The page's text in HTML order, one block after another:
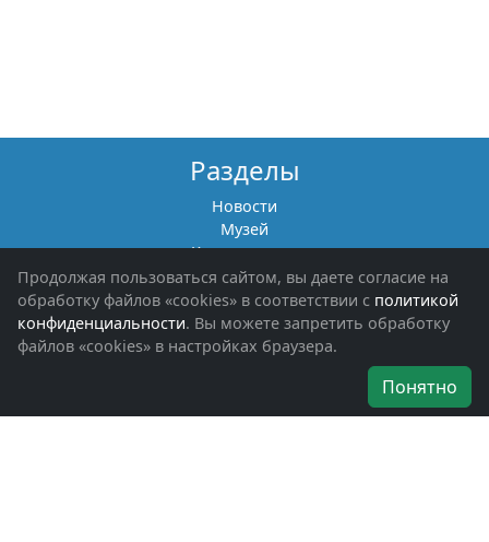
Разделы
Новости
Музей
Книги памяти
Фотоальбомы
Обращения граждан
Помощь участникам СВО и их семьям
Об организации
Наши награды
Продолжая пользоваться сайтом, вы даете согласие на
обработку файлов «cookies» в соответствии с политикой
конфиденциальности. Вы можете запретить обработку
файлов «cookies» в настройках браузера.
Понятно